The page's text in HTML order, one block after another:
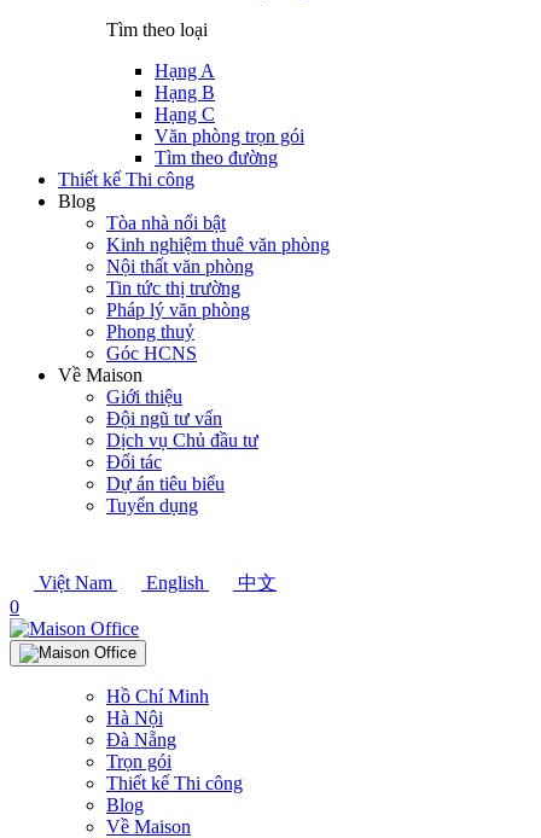
Tìm theo loại
Hạng A
Hạng B
Hạng C
Văn phòng trọn gói
Tìm theo đường
Thiết kế Thi công
Blog
Tòa nhà nổi bật
Kinh nghiệm thuê văn phòng
Nội thất văn phòng
Tin tức thị trường
Pháp lý văn phòng
Phong thuỷ
Góc HCNS
Về Maison
Giới thiệu
Đội ngũ tư vấn
Dịch vụ Chủ đầu tư
Đối tác
Dự án tiêu biểu
Tuyển dụng
Việt Nam English
中文
0
Hồ Chí Minh
Hà Nội
Đà Nẵng
Trọn gói
Thiết kế Thi công
Blog
Về Maison